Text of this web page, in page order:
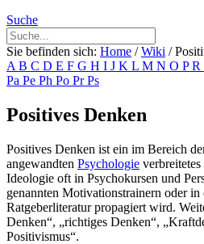
Suche
Sie befinden sich: Home / Wiki /
A B C D E F G H I J K L M N O PR
Pa Pe Ph Po PrPs
Positives Denken
Positives Denken ist ein im Bereich
angewandten Psychologie
Ideologie oft in Psychokursen und
genannten Motivationstrainern oder in
Ratgeberliteratur propagiert wird.
Denken“, „richtiges Denken“,
Positivismus“.